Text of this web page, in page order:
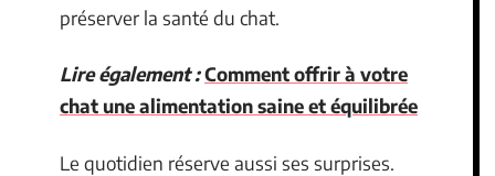
préserver la santé du chat.
Lire également :Comment offrir à votre
chat une alimentation saine et équilibrée
Le quotidien réserve aussi ses surprises.